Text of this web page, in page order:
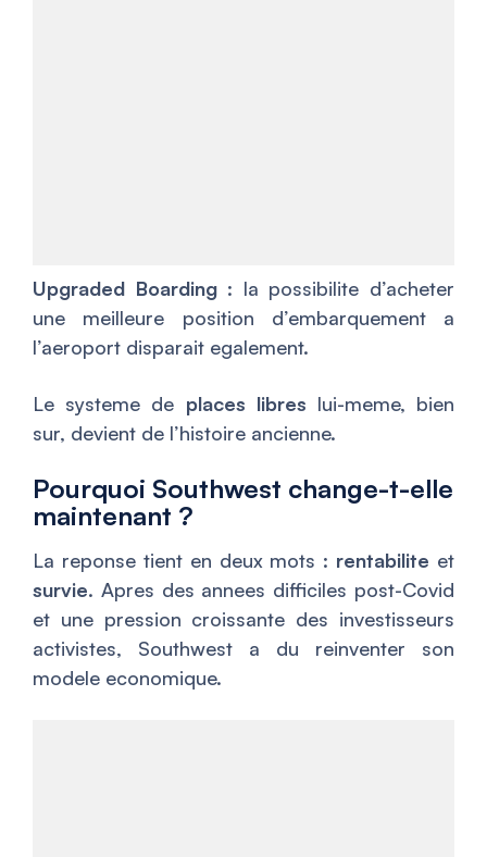
Upgraded Boarding: la possibilite d’acheter
une meilleure position d’embarquement a
l’aeroport disparait egalement.
Le systeme de places libres lui-meme, bien
sur, devient de l’histoire ancienne.
Pourquoi Southwest change-t-elle
maintenant ?
La reponse tient en deux mots : rentabilite et
survie. Apres des annees difficiles post-Covid
et une pression croissante des investisseurs
activistes, Southwest a du reinventer son
modele economique.